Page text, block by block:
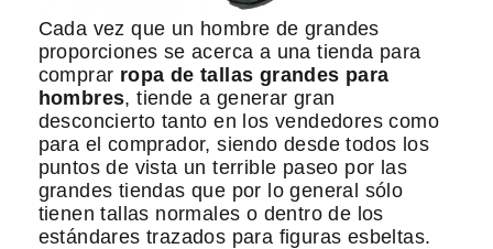
Cada vez que un hombre de grandes
proporciones se acerca a una tienda para
comprar ropa de tallas grandes para
hombres, tiende a generar gran
desconcierto tanto en los vendedores como
para el comprador, siendo desde todos los
puntos de vista un terrible paseo por las
grandes tiendas que por lo general sólo
tienen tallas normales o dentro de los
estándares trazados para figuras esbeltas.